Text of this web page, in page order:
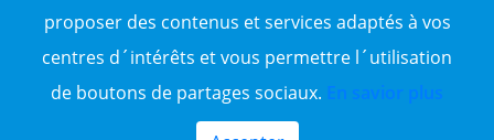
proposer des contenus et services adaptés à vos
centres d´intérêts et vous permettre l´utilisation
de boutons de partages sociaux. En savior plus
Sitemap
TOP WILAYA
Annonce à 16-Alger
Annonce à 23-Annaba